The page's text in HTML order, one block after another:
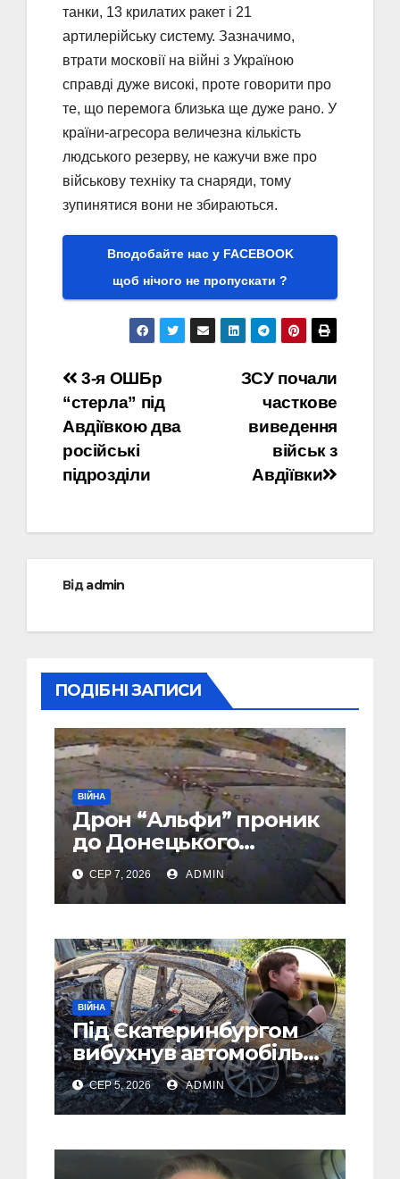
танки, 13 крилатих ракет і 21
артилерійську систему. Зазначимо,
втрати московії на війні з Україною
справді дуже високі, проте говорити про
те, що перемога близька ще дуже рано. У
країни-агресора величезна кількість
людського резерву, не кажучи вже про
військову техніку та снаряди, тому
зупинятися вони не збираються.
Вподобайте нас у FACEBOOK
щоб нічого не пропускати ?
Навігація
записів
ЗСУ почали
часткове
виведення
військ з
Авдіївки
3-я ОШБр
“стерла” під
Авдіївкою два
російські
підрозділи
Відadmin
ПОДІБНІ ЗАПИСИ
ВІЙНА
Дрон “Альфи” проник
до Донецького
аеропорту та спалив
“Шахед” ще до запуску
СЕР 7, 2026 ADMIN
ВІЙНА
Під Єкатеринбургом
вибухнув автомобіль
голови компанії-
виробника дронів
“Упир” – перші
СЕР 5, 2026 ADMIN